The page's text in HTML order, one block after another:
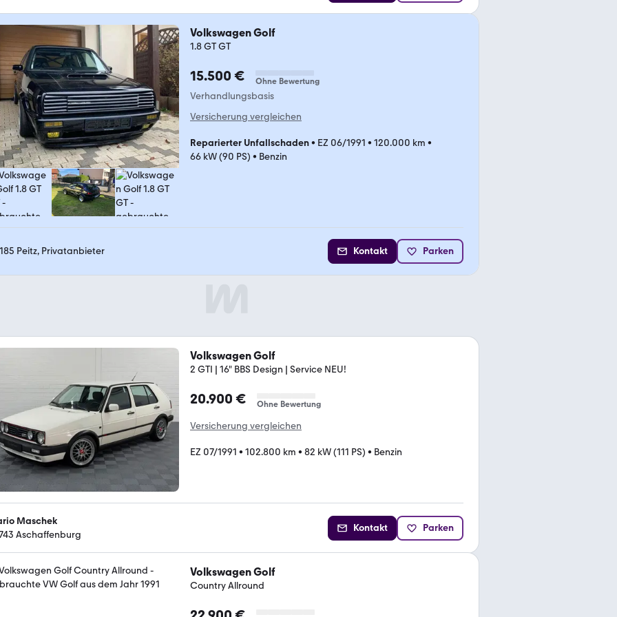
Volkswagen Golf
1.8 GT GT
15.500 € Ohne Bewertung
Verhandlungsbasis
Versicherung vergleichen
Reparierter Unfallschaden• EZ 06/1991 • 120.000 km •
66 kW (90 PS) • Benzin
Peitz, Privatanbieter Kontakt Parken
Volkswagen Golf
2 GTI | 16" BBS Design | Service NEU!
20.900 € Ohne Bewertung
Versicherung vergleichen
EZ 07/1991 • 102.800 km • 82 kW (111 PS) • Benzin
Maschek
Aschaffenburg
Kontakt Parken
Volkswagen Golf
Country Allround